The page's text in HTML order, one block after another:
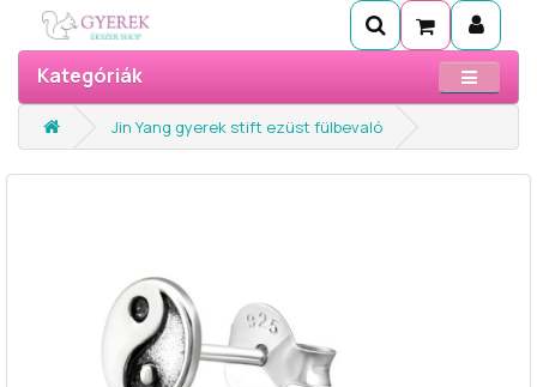
Kategóriák
Jin Yang gyerek stift ezüst fülbevaló